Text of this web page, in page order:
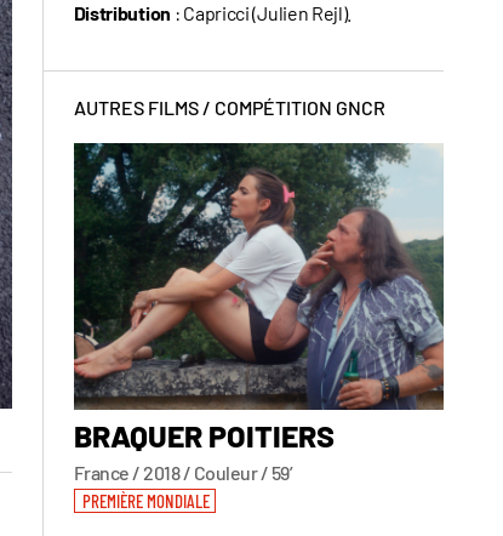
Distribution : Capricci (Julien Rejl).
AUTRES FILMS / COMPÉTITION GNCR
BRAQUER POITIERS
France / 2018 / Couleur / 59’
PREMIÈRE MONDIALE